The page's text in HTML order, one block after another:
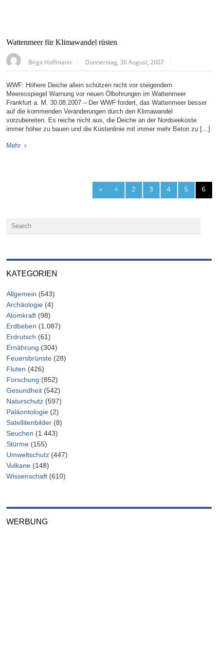
Wattenmeer für Klimawandel rüsten
Birgit Hoffmann Donnerstag, 30 August, 2007
WWF: Höhere Deiche allein schützen nicht vor steigendem
Meeresspiegel Warnung vor neuen Ölbohrungen im Wattenmeer
Frankfurt a. M. 30.08.2007 – Der WWF fordert, das Wattenmeer besser
auf die kommenden Veränderungen durch den Klimawandel
vorzubereiten. Es reiche nicht aus, die Deiche an der Nordseeküste
immer höher zu bauen und die Küstenlinie mit immer mehr Beton zu […]
Mehr
« < 2 3 4 5 6
KATEGORIEN
Allgemein (543)
Archäologie (4)
Atomkraft (98)
Erdbeben (1.087)
Erdrutsch (61)
Ernährung (304)
Feuersbrünste (28)
Fluten (426)
Forschung (852)
Gesundheit (542)
Naturschutz (597)
Paläontologie (2)
Satellitenbilder (8)
Seuchen (1.443)
Stürme (155)
Umweltschutz (447)
Vulkane (148)
Wissenschaft (610)
WERBUNG